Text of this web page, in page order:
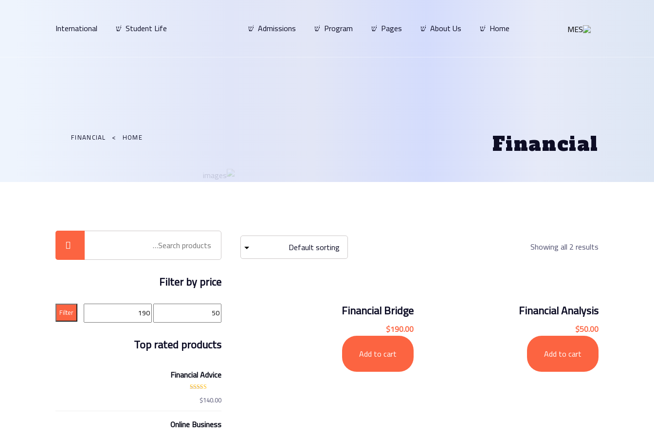
Home
About Us
Pages
Program
Admissions
Student Life
International
Financial
HOME
FINANCIAL
Showing all 2 results
Financial Analysis
$50.00
Add to cart
Financial Bridge
$190.00
Add to cart
Filter by price
Filter
Top rated products
Financial Advice
Rated
out of 5
$140.00
Online Business